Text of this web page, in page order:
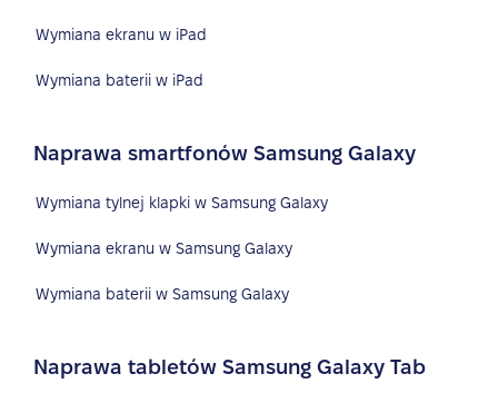
Wymiana ekranu w iPad
Wymiana baterii w iPad
Naprawa smartfonów Samsung Galaxy
Wymiana tylnej klapki w Samsung Galaxy
Wymiana ekranu w Samsung Galaxy
Wymiana baterii w Samsung Galaxy
Naprawa tabletów Samsung Galaxy Tab